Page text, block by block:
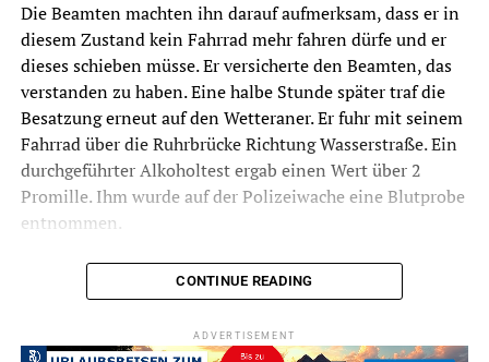
Die Beamten machten ihn darauf aufmerksam, dass er in
diesem Zustand kein Fahrrad mehr fahren dürfe und er
dieses schieben müsse. Er versicherte den Beamten, das
verstanden zu haben. Eine halbe Stunde später traf die
Besatzung erneut auf den Wetteraner. Er fuhr mit seinem
Fahrrad über die Ruhrbrücke Richtung Wasserstraße. Ein
durchgeführter Alkoholtest ergab einen Wert über 2
Promille. Ihm wurde auf der Polizeiwache eine Blutprobe
entnommen.
CONTINUE READING
ADVERTISEMENT